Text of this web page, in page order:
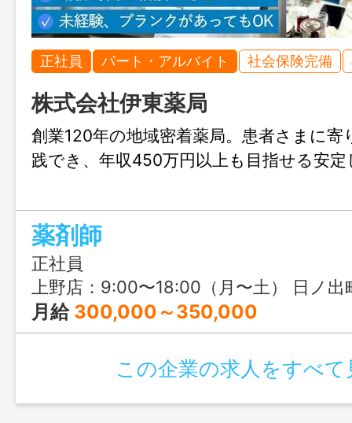
正社員 パート・アルバイト 社会保険完備
株式会社伊東薬局
創業120年の地域密着薬局。患者さまに寄
践でき、年収450万円以上も目指せる安
薬剤師
正社員
上野店：9:00〜18:00（月〜土） 日ノ出町店：8:30〜18:00（月
月給 300,000～350,000
この企業の求人をすべて